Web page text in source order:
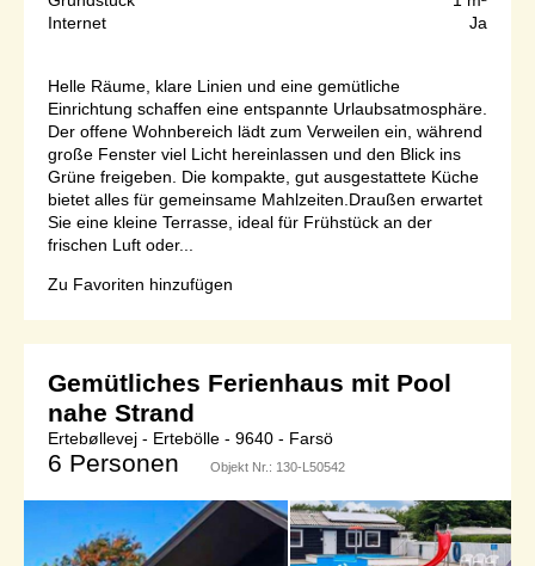
Internet
Ja
Helle Räume, klare Linien und eine gemütliche
Einrichtung schaffen eine entspannte Urlaubsatmosphäre.
Der offene Wohnbereich lädt zum Verweilen ein, während
große Fenster viel Licht hereinlassen und den Blick ins
Grüne freigeben. Die kompakte, gut ausgestattete Küche
bietet alles für gemeinsame Mahlzeiten.Draußen erwartet
Sie eine kleine Terrasse, ideal für Frühstück an der
frischen Luft oder...
Zu Favoriten hinzufügen
Gemütliches Ferienhaus mit Pool
nahe Strand
Ertebøllevej - Ertebölle - 9640 - Farsö
6 Personen Objekt Nr.: 130-L50542